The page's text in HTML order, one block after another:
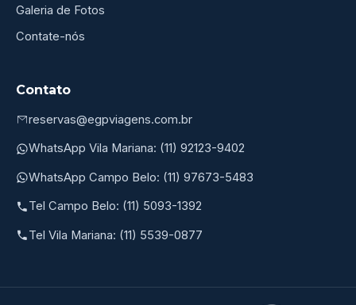
Galeria de Fotos
Contate-nós
Contato
reservas@egpviagens.com.br
WhatsApp Vila Mariana: (11) 92123-9402
WhatsApp Campo Belo: (11) 97673-5483
Tel Campo Belo: (11) 5093-1392
Tel Vila Mariana: (11) 5539-0877